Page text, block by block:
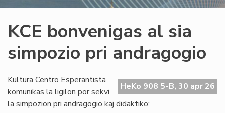
KCE bonvenigas al sia
simpozio pri andragogio
HeKo 908 5-B, 30 apr 26
Kultura Centro Esperantista
komunikas la ligilon por sekvi
la simpozion pri andragogio kaj didaktiko: